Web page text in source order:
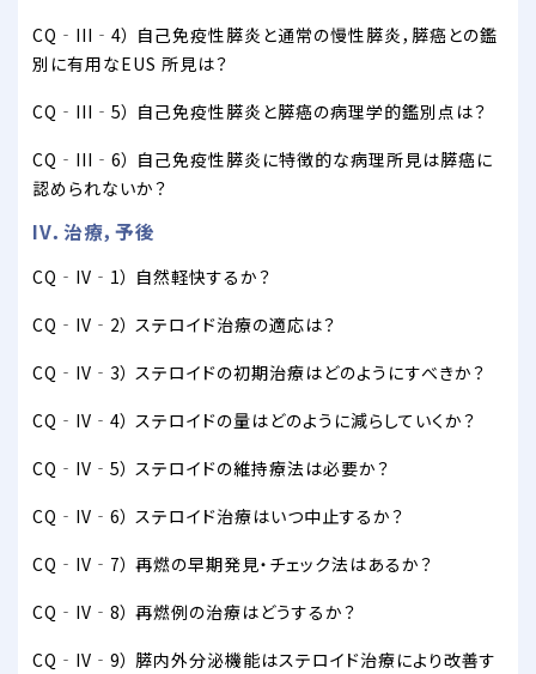
CQ‐III‐4） 自己免疫性膵炎と通常の慢性膵炎，膵癌との鑑
別に有用なEUS 所見は？
CQ‐III‐5） 自己免疫性膵炎と膵癌の病理学的鑑別点は？
CQ‐III‐6） 自己免疫性膵炎に特徴的な病理所見は膵癌に
認められないか？
IV．治療，予後
CQ‐IV‐1） 自然軽快するか？
CQ‐IV‐2） ステロイド治療の適応は？
CQ‐IV‐3） ステロイドの初期治療はどのようにすべきか？
CQ‐IV‐4） ステロイドの量はどのように減らしていくか？
CQ‐IV‐5） ステロイドの維持療法は必要か？
CQ‐IV‐6） ステロイド治療はいつ中止するか？
CQ‐IV‐7） 再燃の早期発見・チェック法はあるか？
CQ‐IV‐8） 再燃例の治療はどうするか？
CQ‐IV‐9） 膵内外分泌機能はステロイド治療により改善す